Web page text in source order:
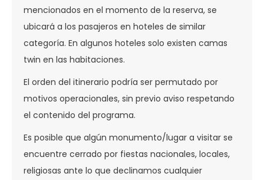
mencionados en el momento de la reserva, se
ubicará a los pasajeros en hoteles de similar
categoría. En algunos hoteles solo existen camas
twin en las habitaciones.
El orden del itinerario podría ser permutado por
motivos operacionales, sin previo aviso respetando
el contenido del programa.
Es posible que algún monumento/lugar a visitar se
encuentre cerrado por fiestas nacionales, locales,
religiosas ante lo que declinamos cualquier